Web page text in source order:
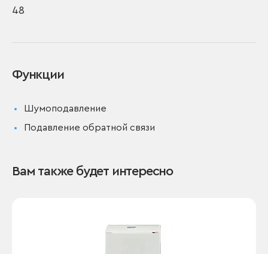
48
Функции
Шумоподавление
Подавление обратной связи
Вам также будет интересно